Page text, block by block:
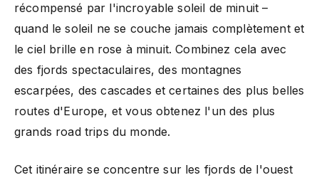
récompensé par l'incroyable soleil de minuit –
quand le soleil ne se couche jamais complètement et
le ciel brille en rose à minuit. Combinez cela avec
des fjords spectaculaires, des montagnes
escarpées, des cascades et certaines des plus belles
routes d'Europe, et vous obtenez l'un des plus
grands road trips du monde.
Cet itinéraire se concentre sur les fjords de l'ouest